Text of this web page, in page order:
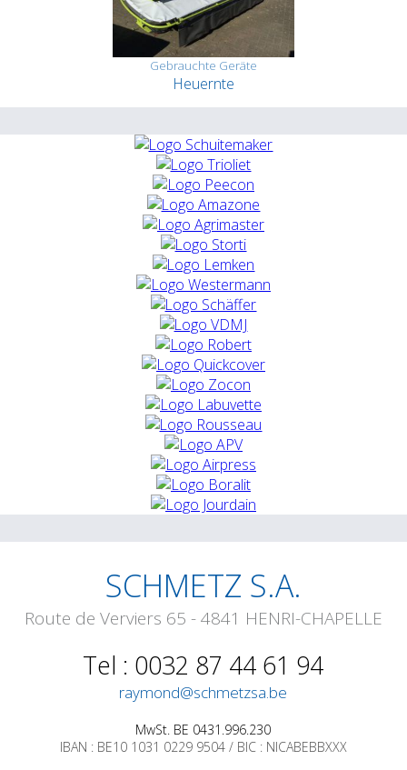
Gebrauchte Geräte
Heuernte
SCHMETZ S.A.
Route de Verviers 65 - 4841 HENRI-CHAPELLE
Tel : 0032 87 44 61 94
raymond@schmetzsa.be
MwSt. BE 0431.996.230
IBAN : BE10 1031 0229 9504 / BIC : NICABEBBXXX